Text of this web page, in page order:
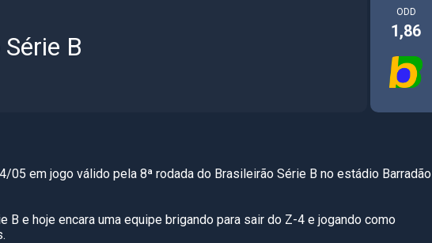
B
ODD
1,86
05 em jogo válido pela 8ª rodada do Brasileirão Série B no estádio Barradão
B e hoje encara uma equipe brigando para sair do Z-4 e jogando como